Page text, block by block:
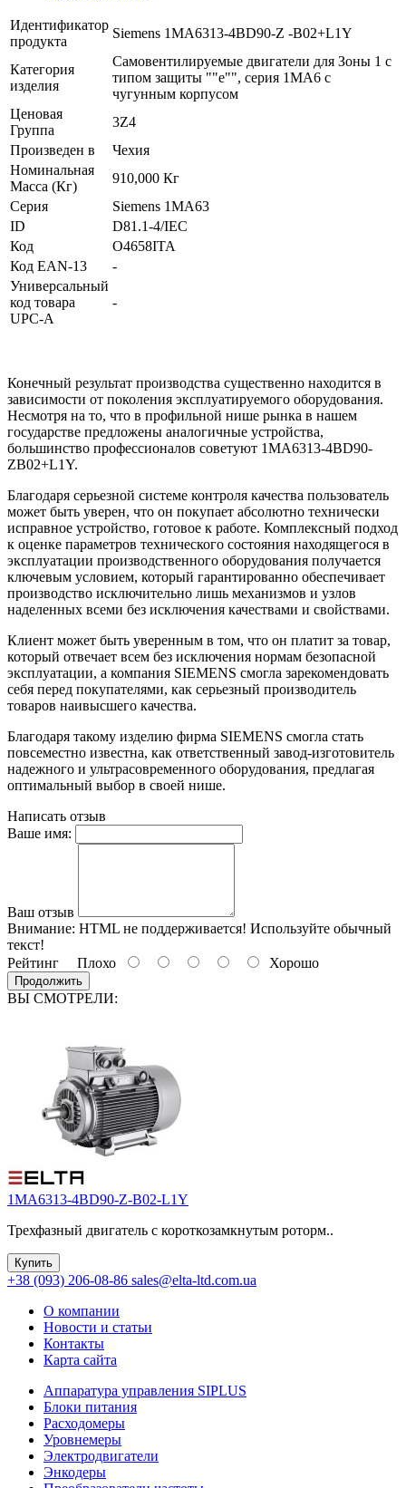
Идентификатор
продукта
Siemens 1MA6313-4BD90-Z -B02+L1Y
Категория
изделия
Самовентилируемые двигатели для Зоны 1 с
типом защиты ""e"", серия 1MA6 с
чугунным корпусом
Ценовая
Группа
3Z4
Произведен в
Чехия
Номинальная
Масса (Кг)
910,000 Кг
Серия
Siemens 1MA63
ID
D81.1-4/IEC
Код
O4658ITA
Код EAN-13
-
Универсальный
код товара
UPC-A
-
Конечный результат производства существенно находится в
зависимости от поколения эксплуатируемого оборудования.
Несмотря на то, что в профильной нише рынка в нашем
государстве предложены аналогичные устройства,
большинство профессионалов советуют 1MA6313-4BD90-
ZB02+L1Y.
Благодаря серьезной системе контроля качества пользователь
может быть уверен, что он покупает абсолютно технически
исправное устройство, готовое к работе. Комплексный подход
к оценке параметров технического состояния находящегося в
эксплуатации производственного оборудования получается
ключевым условием, который гарантированно обеспечивает
производство исключительно лишь механизмов и узлов
наделенных всеми без исключения качествами и свойствами.
Клиент может быть уверенным в том, что он платит за товар,
который отвечает всем без исключения нормам безопасной
эксплуатации, а компания SIEMENS смогла зарекомендовать
себя перед покупателями, как серьезный производитель
товаров наивысшего качества.
Благодаря такому изделию фирма SIEMENS смогла стать
повсеместно известна, как ответственный завод-изготовитель
надежного и ультрасовременного оборудования, предлагая
оптимальный выбор в своей нише.
Написать отзыв
Ваше имя:
Ваш отзыв
Внимание: HTML не поддерживается! Используйте обычный
текст!
Рейтинг Плохо Хорошо
Продолжить
ВЫ СМОТРЕЛИ:
1MA6313-4BD90-Z-B02-L1Y
Трехфазный двигатель с короткозамкнутым роторм..
Купить
+38 (093) 206-08-86 sales@elta-ltd.com.ua
О компании
Новости и статьи
Контакты
Карта сайта
Аппаратура управления SIPLUS
Блоки питания
Расходомеры
Уровнемеры
Электродвигатели
Энкодеры